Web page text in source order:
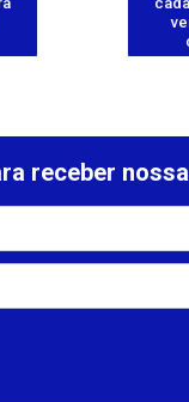
receber